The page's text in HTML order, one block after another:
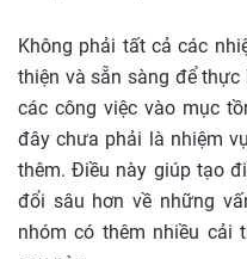
Không phải tất cả các
thiện và sẵn sàng để
các công việc vào mục
đây chưa phải là nhiệm
thêm. Điều này giúp tạo
đổi sâu hơn về những
nhóm có thêm nhiều cải